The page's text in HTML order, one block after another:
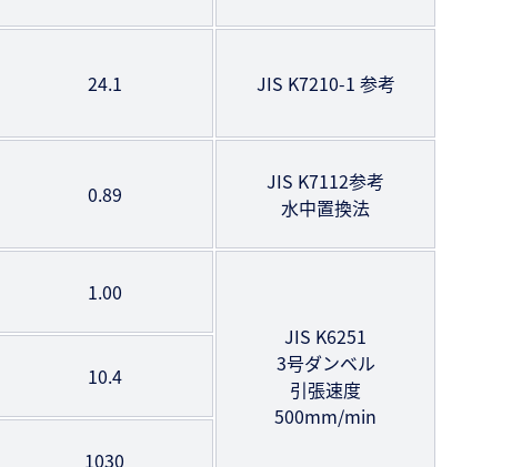
24.1 JIS K7210-1 参考
0.89
JIS K7112参考
水中置換法
1.00
JIS K6251
3号ダンベル
引張速度
500mm/min
10.4
1030